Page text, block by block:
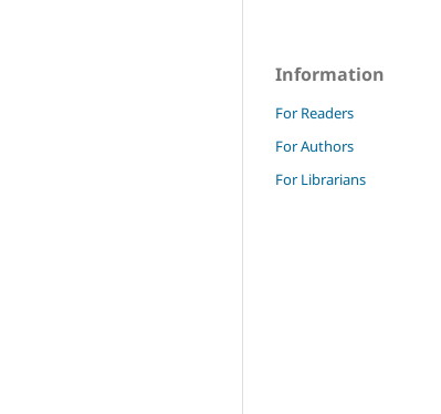
Information
For Readers
For Authors
For Librarians